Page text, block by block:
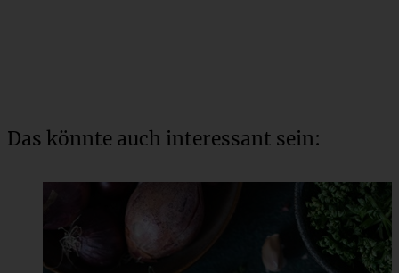
Das könnte auch interessant sein: